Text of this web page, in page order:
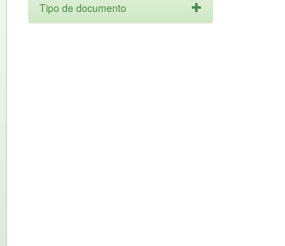
Tipo de documento